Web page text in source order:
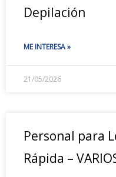
Depilación
ME INTERESA »
21/05/2026
Personal para
Rápida –